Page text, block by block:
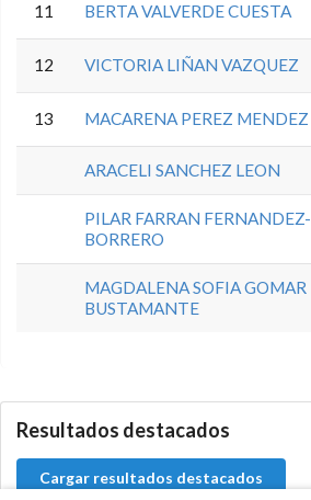
11 BERTA VALVERDE CUESTA
12 VICTORIA LIÑAN VAZQUEZ
13 MACARENA PEREZ MENDEZ
ARACELI SANCHEZ LEON
PILAR FARRAN FERNANDEZ-
BORRERO
MAGDALENA SOFIA GOMAR
BUSTAMANTE
Resultados destacados
Cargar resultados destacados